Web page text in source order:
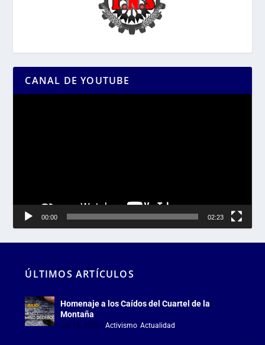
CANAL DE YOUTUBE
00:00 02:23
ÚLTIMOS ARTÍCULOS
Homenaje a los Caídos del Cuartel de la
Montaña
Jul 18, 2026 |Activismo ,Actualidad